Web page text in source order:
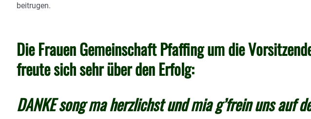
beitrugen.
Die Frauen Gemeinschaft Pfaffing um die
freute sich sehr über den Erfolg:
DANKE song ma herzlichst und mia g’frein uns auf